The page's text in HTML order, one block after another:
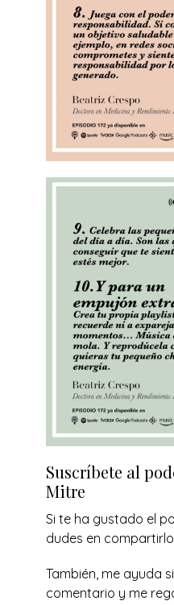
Suscríbete al
Mitre
Si te ha gustado el
dudes en
También, me ayuda
comentario y me